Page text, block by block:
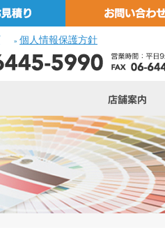
» 個人情報保護方針